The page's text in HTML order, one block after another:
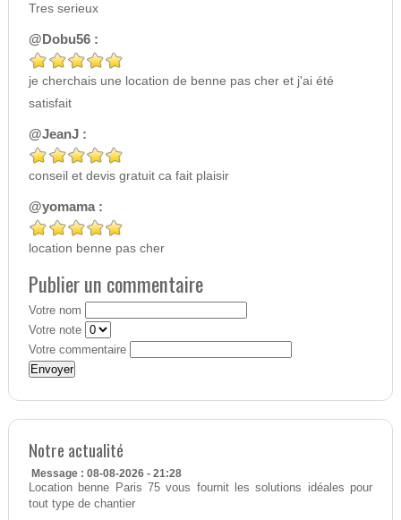
Tres serieux
@Dobu56 :
je cherchais une location de benne pas cher et j'ai été
satisfait
@JeanJ :
conseil et devis gratuit ca fait plaisir
@yomama :
location benne pas cher
Publier un commentaire
Votre nom
Votre note
Votre commentaire
Notre actualité
Message : 08-08-2026 - 21:28
Location benne Paris 75 vous fournit les solutions idéales pour
tout type de chantier